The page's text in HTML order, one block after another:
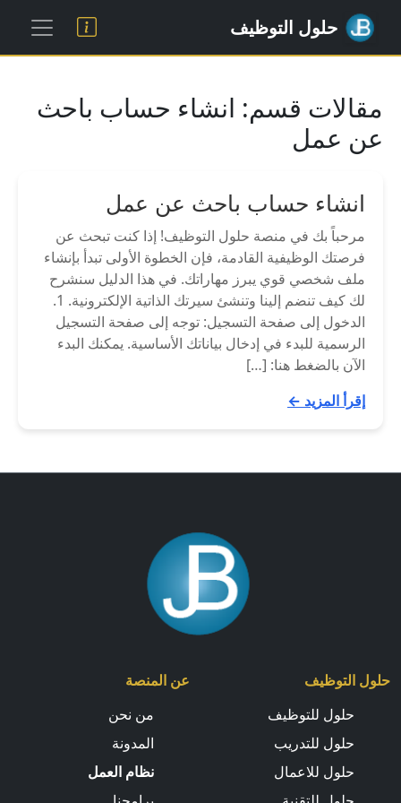
حلول التوظيف
مقالات قسم: انشاء حساب باحث
عن عمل
انشاء حساب باحث عن عمل
مرحباً بك في منصة حلول التوظيف! إذا كنت تبحث عن
فرصتك الوظيفية القادمة، فإن الخطوة الأولى تبدأ بإنشاء
ملف شخصي قوي يبرز مهاراتك. في هذا الدليل سنشرح
لك كيف تنضم إلينا وتنشئ سيرتك الذاتية الإلكترونية. 1.
الدخول إلى صفحة التسجيل: توجه إلى صفحة التسجيل
الرسمية للبدء في إدخال بياناتك الأساسية. يمكنك البدء
الآن بالضغط هنا: […]
إقرأ المزيد ←
حلول التوظيف
حلول للتوظيف
حلول للتدريب
حلول للاعمال
عن المنصة
من نحن
المدونة
نظام العمل